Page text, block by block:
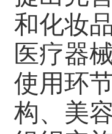
和化妆
医疗器
使用环
构、美